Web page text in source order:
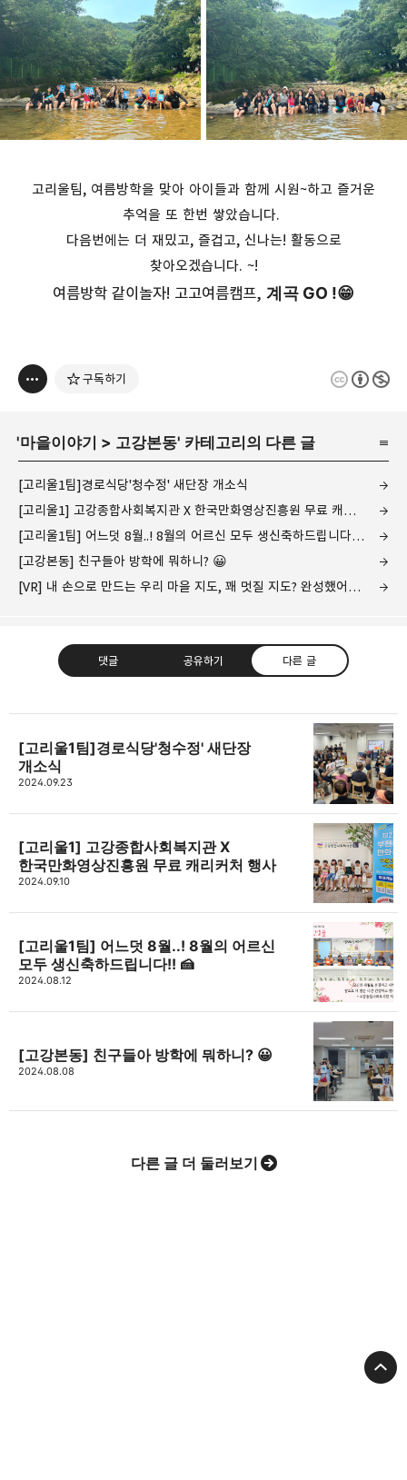
고리울팀, 여름방학을 맞아 아이들과 함께 시원~하고 즐거운
추억을 또 한번 쌓았습니다.
다음번에는 더 재밌고, 즐겁고, 신나는! 활동으로
찾아오겠습니다. ~!
여름방학 같이놀자! 고고여름캠프, 계곡 GO !😁
구독하기
'마을이야기 > 고강본동' 카테고리의 다른 글
[고리울1팀]경로식당'청수정' 새단장 개소식
[고리울1] 고강종합사회복지관 X 한국만화영상진흥원 무료 캐리커처 행사
[고리울1팀] 어느덧 8월..! 8월의 어르신 모두 생신축하드립니다!! 🍰
[고강본동] 친구들아 방학에 뭐하니? 😀
[VR] 내 손으로 만드는 우리 마을 지도, 꽤 멋질 지도? 완성했어요!📸
댓글 공유하기 다른 글
고강종합사회복지관
고강종합사회복지관입니다.
구독하기
[고리울1팀]경로식당'청수정' 새단장
개소식
2024.09.23
[고리울1] 고강종합사회복지관 X
한국만화영상진흥원 무료 캐리커처 행사
2024.09.10
[고리울1팀] 어느덧 8월..! 8월의 어르신
모두 생신축하드립니다!! 🍰
2024.08.12
[고강본동] 친구들아 방학에 뭐하니? 😀
2024.08.08
다른 글 더 둘러보기